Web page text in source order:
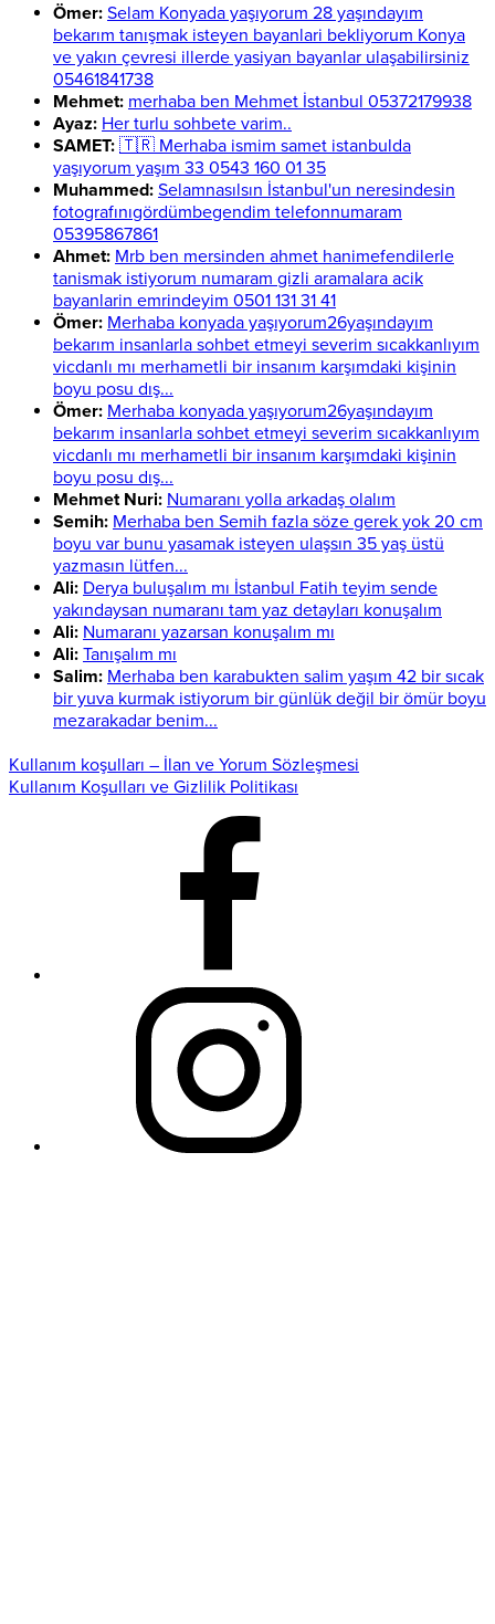
Ömer: Selam Konyada yaşıyorum 28 yaşındayım
bekarım tanışmak isteyen bayanlari bekliyorum Konya
ve yakın çevresi illerde yasiyan bayanlar ulaşabilirsiniz
05461841738
Mehmet: merhaba ben Mehmet İstanbul 05372179938
Ayaz: Her turlu sohbete varim..
SAMET: 🇹🇷 Merhaba ismim samet istanbulda
yaşıyorum yaşım 33 0543 160 01 35
Muhammed: Selamnasılsın İstanbul'un neresindesin
fotografınıgördümbegendim telefonnumaram
05395867861
Ahmet: Mrb ben mersinden ahmet hanimefendilerle
tanismak istiyorum numaram gizli aramalara acik
bayanlarin emrindeyim 0501 131 31 41
Ömer: Merhaba konyada yaşıyorum26yaşındayım
bekarım insanlarla sohbet etmeyi severim sıcakkanlıyım
vicdanlı mı merhametli bir insanım karşımdaki kişinin
boyu posu dış...
Ömer: Merhaba konyada yaşıyorum26yaşındayım
bekarım insanlarla sohbet etmeyi severim sıcakkanlıyım
vicdanlı mı merhametli bir insanım karşımdaki kişinin
boyu posu dış...
Mehmet Nuri: Numaranı yolla arkadaş olalım
Semih: Merhaba ben Semih fazla söze gerek yok 20 cm
boyu var bunu yasamak isteyen ulaşsın 35 yaş üstü
yazmasın lütfen...
Ali: Derya buluşalım mı İstanbul Fatih teyim sende
yakındaysan numaranı tam yaz detayları konuşalım
Ali: Numaranı yazarsan konuşalım mı
Ali: Tanışalım mı
Salim: Merhaba ben karabukten salim yaşım 42 bir sıcak
bir yuva kurmak istiyorum bir günlük değil bir ömür boyu
mezarakadar benim...
Kullanım koşulları – İlan ve Yorum Sözleşmesi
Kullanım Koşulları ve Gizlilik Politikası